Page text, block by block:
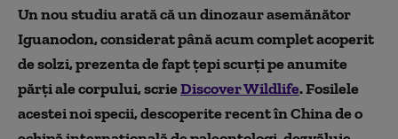
Un nou studiu arată că un dinozaur asemănător
Iguanodon, considerat până acum complet acoperit
de solzi, prezenta de fapt țepi scurți pe anumite
părți ale corpului, scrieDiscover Wildlife. Fosilele
acestei noi specii, descoperite recent în China de o